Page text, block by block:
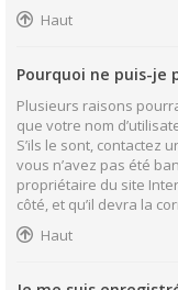
Haut
Pourquoi ne puis-je
Plusieurs raisons
que votre nom
S’ils le sont, contactez
vous n’avez pas été
propriétaire du site
côté, et qu’il devra la
Haut